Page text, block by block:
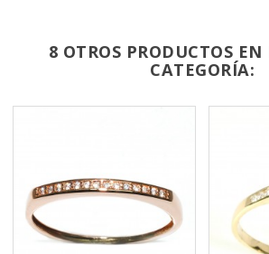
8 OTROS PRODUCTOS
CATEGORÍA: